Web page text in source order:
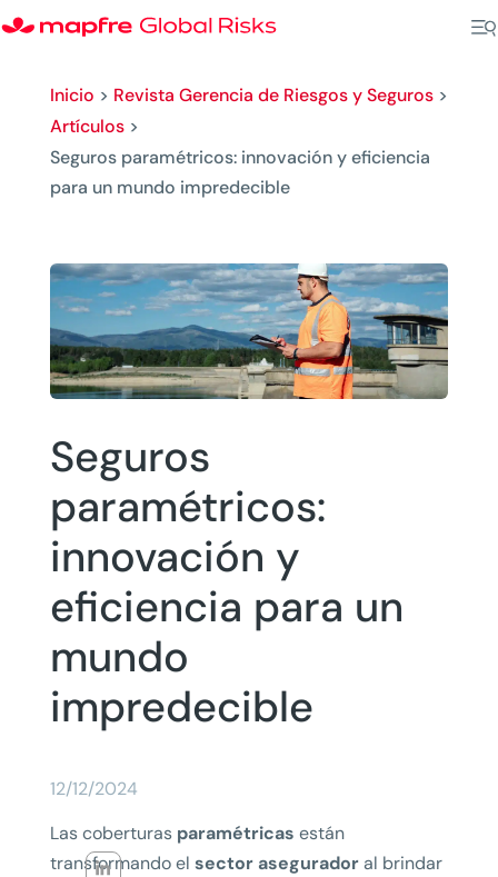
Inicio > Revista Gerencia de Riesgos y Seguros>
Artículos>
Seguros paramétricos: innovación y eficiencia
para un mundo impredecible
Seguros
paramétricos:
innovación y
eficiencia para un
mundo
impredecible
12/12/2024
Las coberturasparamétricas están
transformando el sector aseguradoral brindar